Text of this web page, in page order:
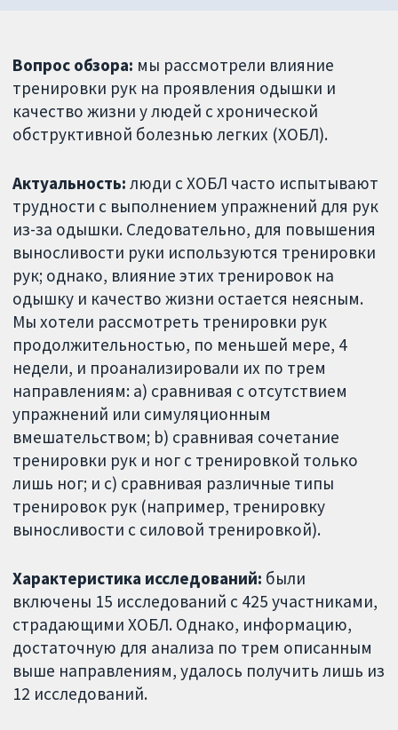
Вопрос обзора: мы рассмотрели влияние
тренировки рук на проявления одышки и
качество жизни у людей с хронической
обструктивной болезнью легких (ХОБЛ).
Актуальность: люди с ХОБЛ часто испытывают
трудности с выполнением упражнений для рук
из-за одышки. Следовательно, для повышения
выносливости руки используются тренировки
рук; однако, влияние этих тренировок на
одышку и качество жизни остается неясным.
Мы хотели рассмотреть тренировки рук
продолжительностью, по меньшей мере, 4
недели, и проанализировали их по трем
направлениям: a) сравнивая с отсутствием
упражнений или симуляционным
вмешательством; b) сравнивая сочетание
тренировки рук и ног с тренировкой только
лишь ног; и c) сравнивая различные типы
тренировок рук (например, тренировку
выносливости с силовой тренировкой).
Характеристика исследований: были
включены 15 исследований с 425 участниками,
страдающими ХОБЛ. Однако, информацию,
достаточную для анализа по трем описанным
выше направлениям, удалось получить лишь из
12 исследований.